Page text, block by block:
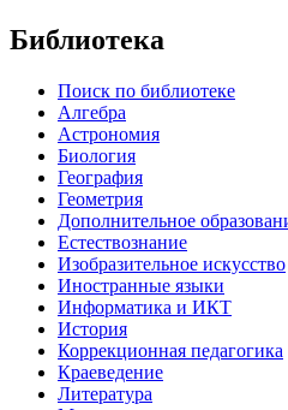
Библиотека
Поиск по библиотеке
Алгебра
Астрономия
Биология
География
Геометрия
Дополнительное
Естествознание
Изобразительное искусство
Иностранные языки
Информатика и ИКТ
История
Коррекционная педагогика
Краеведение
Литература